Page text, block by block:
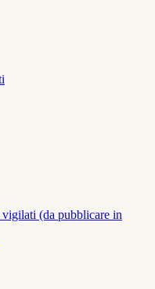
(da pubblicare in